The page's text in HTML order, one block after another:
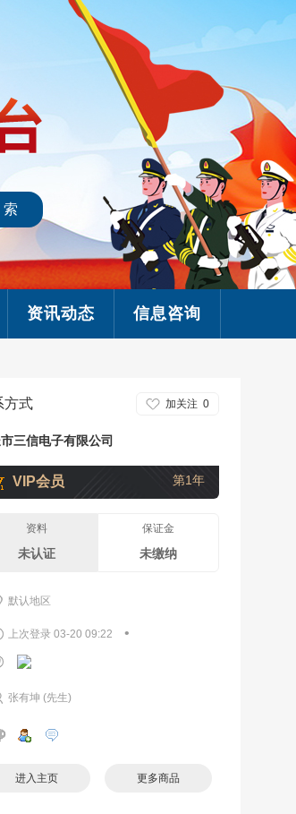
资讯动态 信息咨询
方式 加关注 0
三信电子有限公司
VIP会员 第1年
资料
未认证
保证金
未缴纳
默认地区
上次登录 03-20 09:22 •
张有坤 (先生)
进入主页 更多商品